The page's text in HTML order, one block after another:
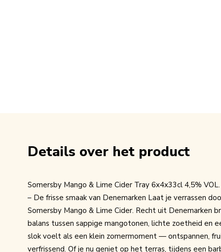
Details over het product
Somersby Mango & Lime Cider Tray 6x4x33cl 4,5%
– De frisse smaak van Denemarken Laat je verrassen
Somersby Mango & Lime Cider. Recht uit Denemarken
balans tussen sappige mangotonen, lichte zoetheid en
slok voelt als een klein zomermoment — ontspannen,
verfrissend. Of je nu geniet op het terras, tijdens een